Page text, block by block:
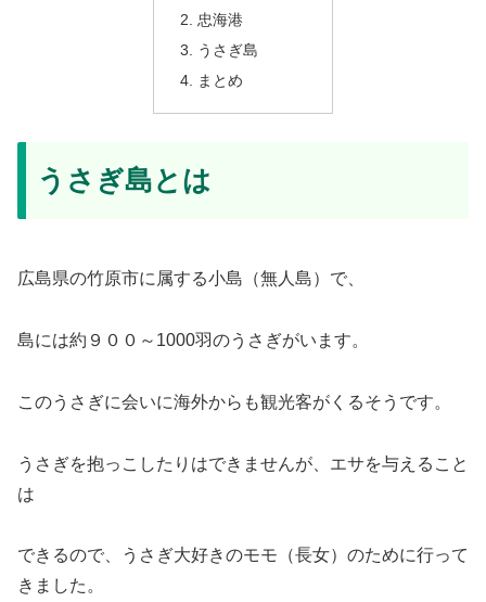
忠海港
うさぎ島
まとめ
うさぎ島とは
広島県の竹原市に属する小島（無人島）で、
島には約９００～1000羽のうさぎがいます。
このうさぎに会いに海外からも観光客がくるそうです。
うさぎを抱っこしたりはできませんが、エサを与えること
は
できるので、うさぎ大好きのモモ（長女）のために行って
きました。